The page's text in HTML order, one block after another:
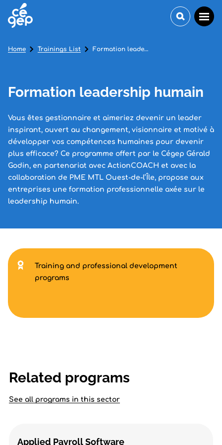
Formation leadership humain
Vous êtes gestionnaire et aimeriez devenir un leader
inspirant, ouvert au changement, visionnaire et motivé à
développer vos compétences humaines pour devenir
plus efficace? Ce programme offert par le Cégep Gérald
Godin, en partenariat avec ActionCOACH et avec la
collaboration de PME MTL Ouest-de-l’Île, propose aux
entreprises une formation professionnelle axée sur le
leadership humain.
Home Trainings List Formation leadership humain
Training and professional development
programs
Related programs
See all programs in this sector
Applied Payroll Software